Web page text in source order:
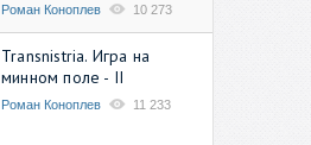
Роман Коноплев 10 273
Transnistria. Игра на
минном поле - II
Роман Коноплев 11 233